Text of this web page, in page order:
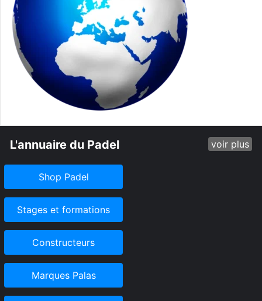
L'annuaire du Padel voir plus
Shop Padel
Stages et formations
Constructeurs
Marques Palas